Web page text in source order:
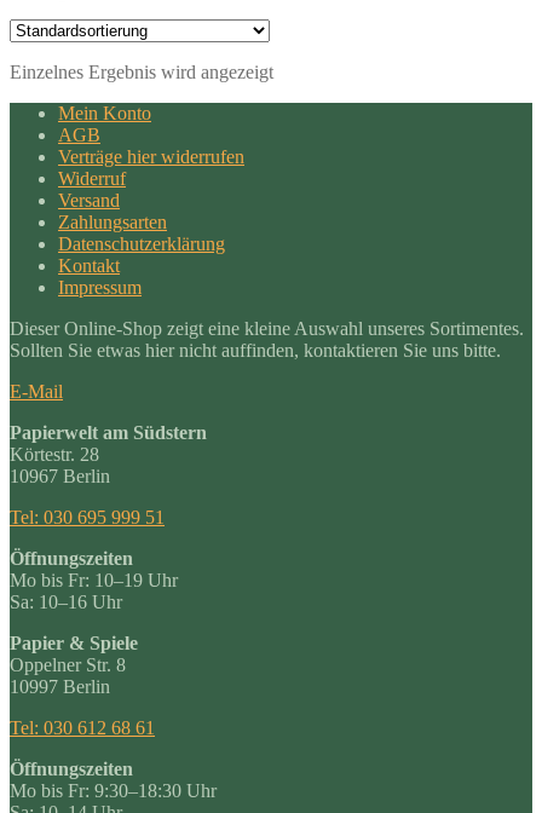
Einzelnes Ergebnis wird angezeigt
Mein Konto
AGB
Verträge hier widerrufen
Widerruf
Versand
Zahlungsarten
Datenschutzerklärung
Kontakt
Impressum
Dieser Online-Shop zeigt eine kleine Auswahl unseres Sortimentes.
Sollten Sie etwas hier nicht auffinden, kontaktieren Sie uns bitte.
E-Mail
Papierwelt am Südstern
Körtestr. 28
10967 Berlin
Tel: 030 695 999 51
Öffnungszeiten
Mo bis Fr: 10–19 Uhr
Sa: 10–16 Uhr
Papier & Spiele
Oppelner Str. 8
10997 Berlin
Tel: 030 612 68 61
Öffnungszeiten
Mo bis Fr: 9:30–18:30 Uhr